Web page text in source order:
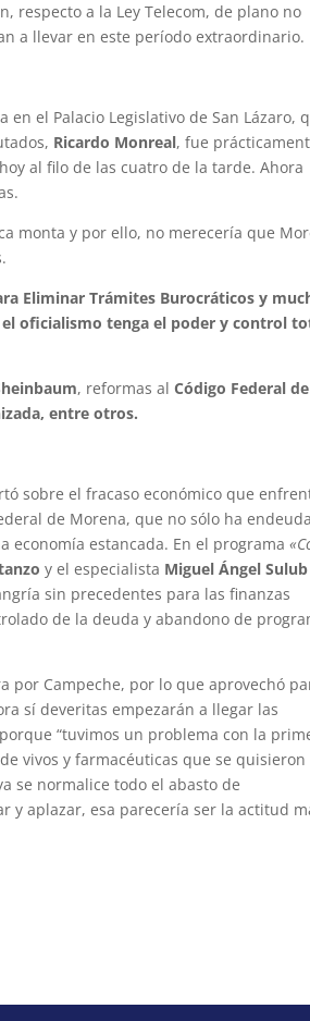
respecto a la Ley Telecom, de plano no
a llevar en este período extraordinario.
el Palacio Legislativo de San Lázaro,
Ricardo Monreal, fue
al filo de las cuatro de la tarde. Ahora
monta y por ello, no merecería que
Eliminar Trámites Burocráticos y
oficialismo tenga el poder y control
, reformas alCódigo Federal de
entre otros.
sobre el fracaso económico que
de Morena, que no sólo ha
economía estancada. En el programa
y el especialista Miguel Ángel Sulub
sin precedentes para las finanzas
de la deuda y abandono de
por Campeche, por lo que aprovechó
sí deveritas empezarán a llegar las
“tuvimos un problema con la
vivos y farmacéuticas que se quisieron
se normalice todo el abasto de
y aplazar, esa parecería ser la actitud